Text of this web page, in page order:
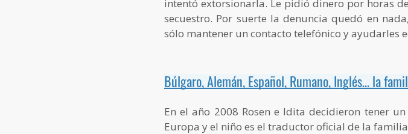
intentó extorsionarla. Le pidió dinero por horas
secuestro. Por suerte la denuncia quedó en
sólo mantener un contacto telefónico y ayudarles
Búlgaro, Alemán, Español, Rumano, Inglés… la
En el año 2008 Rosen e Idita decidieron tener
Europa y el niño es el traductor oficial de la